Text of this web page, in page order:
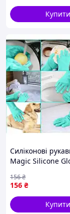
Купити
Силіконові
Magic Silicone
миття посуду для
Колір: бірюзовий
156 ₴
156₴
Купити